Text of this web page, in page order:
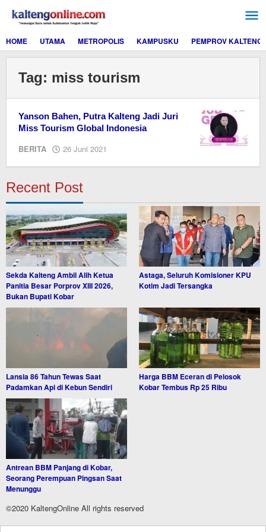
konten
HOME
UTAMA METROPOLIS KAMPUSKU PEMPROV KALTENG
Tag: miss tourism
Yanson Bahen, Putra Kalteng Jadi Juri
Miss Tourism Global Indonesia
BERITA 26 Juni 2021
dua
Recent Post
Sekda Kalteng Ambil Alih Ketua
Panitia Besar Porprov XIII 2026,
Bukan Bupati Kobar
Astaga, Seluruh Komisioner KPU
Kotim Jadi Tersangka
Lansia 86 Tahun Tewas Saat
Padamkan Api di Kebun Sendiri
Harga BBM Eceran di Pelosok
Kobar Tembus Rp 25 Ribu
Antrean BBM Panjang di Kobar,
Seorang Perempuan Pingsan Saat
Menunggu
©2020 KaltengOnline All rights reserved